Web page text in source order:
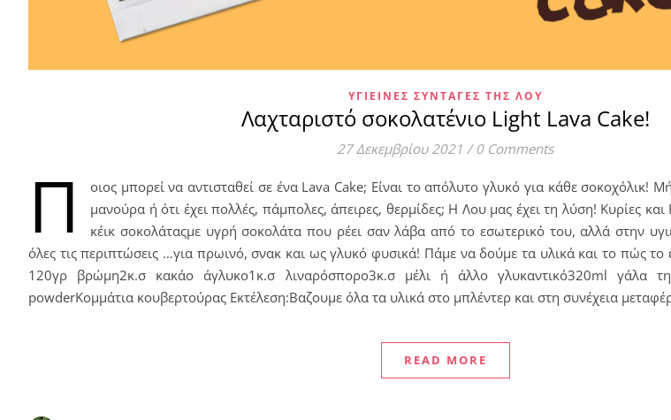
ΥΓΙΕΙΝΈΣ ΣΥΝΤΑΓΈΣ ΤΗΣ ΛΟΥ
Λαχταριστό σοκολατένιο Light Lava Cake!
27 Δεκεμβρίου 2021 / 0 Comments
Π
οιος μπορεί να αντισταθεί σε ένα Lava Cake; Είναι το απόλυτο γλυκό για κάθε σοκοχόλικ!
μανούρα ή ότι έχει πολλές, πάμπολες, άπειρες, θερμίδες; Η Λου μας έχει τη λύση! Κυρίες
κέικ σοκολάταςμε υγρή σοκολάτα που ρέει σαν λάβα από το εσωτερικό του, αλλά στην
όλες τις περιπτώσεις …για πρωινό, σνακ και ως γλυκό φυσικά! Πάμε να δούμε τα υλικά και το πώς το
120γρ βρώμη2κ.σ κακάο άγλυκο1κ.σ λιναρόσπορο3κ.σ μέλι ή άλλο γλυκαντικό320ml γάλα
powderΚομμάτια κουβερτούρας Εκτέλεση:Βαζουμε όλα τα υλικά στο μπλέντερ και στη συνέχεια
READ MORE